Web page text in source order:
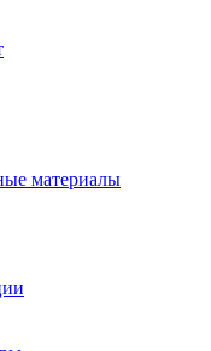
материалы